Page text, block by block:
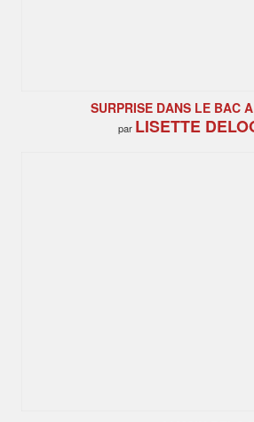
SURPRISE DANS LE BAC
par LISETTE